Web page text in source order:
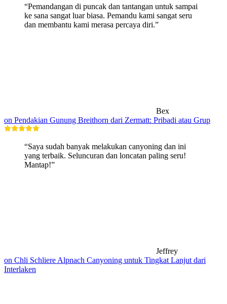
“Pemandangan di puncak dan tantangan untuk sampai
ke sana sangat luar biasa. Pemandu kami sangat seru
dan membantu kami merasa percaya diri.”
Bex
on Pendakian Gunung Breithorn dari Zermatt: Pribadi atau Grup
“Saya sudah banyak melakukan canyoning dan ini
yang terbaik. Seluncuran dan loncatan paling seru!
Mantap!”
Jeffrey
on Chli Schliere Alpnach Canyoning untuk Tingkat Lanjut dari
Interlaken